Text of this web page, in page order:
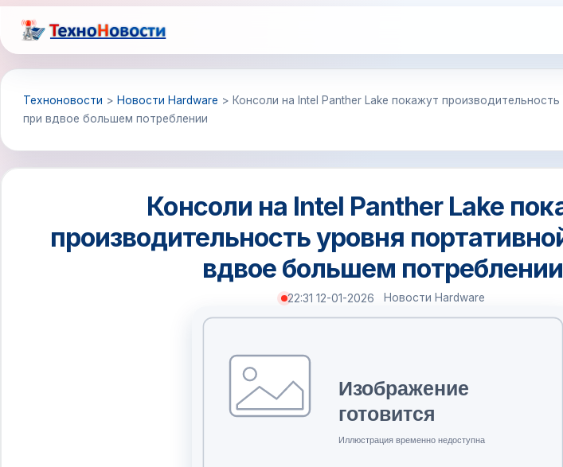
Перейти
к
содержимому
Техноновости > Новости Hardware > Консоли на Intel Panther Lake покажут
при вдвое большем потреблении
Консоли на Intel Panther Lake
производительность уровня
вдвое большем потреблении
22:31 12-01-2026 Новости Hardware